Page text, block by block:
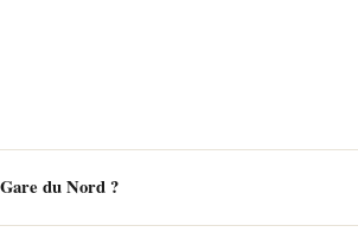
du Nord ?